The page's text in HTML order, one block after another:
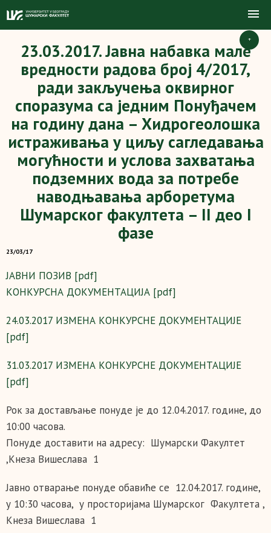
+
23.03.2017. Јавна набавка мале
вредности радова број 4/2017,
ради закључења оквирног
споразума са једним Понуђачем
на годину дана – Хидрогеолошка
истраживања у циљу сагледавања
могућности и услова захватања
подземних вода за потребе
наводњавања арборетума
Шумарског факултета – II део I
фазе
23/03/17
ЈАВНИ ПОЗИВ [pdf]
КОНКУРСНА ДОКУМЕНТАЦИЈА [pdf]
24.03.2017 ИЗМЕНА КОНКУРСНЕ ДОКУМЕНТАЦИЈЕ
[pdf]
31.03.2017 ИЗМЕНА КОНКУРСНЕ ДОКУМЕНТАЦИЈЕ
[pdf]
Рок за достављање понудe је до 12.04.2017. године, до
10:00 часова.
Понуде доставити на адресу: Шумарски Факултет
,Кнеза Вишеслава 1
Јавно отварање понудe обавиће се 12.04.2017. године,
у 10:30 часова, у просторијама Шумарског Факултета ,
Кнеза Вишеслава 1